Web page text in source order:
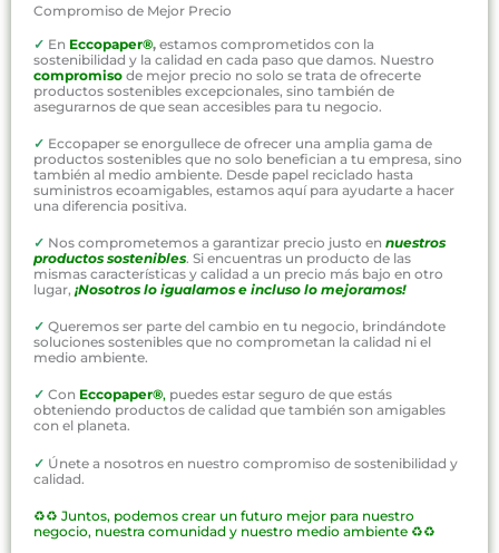
Compromiso de Mejor Precio
✓ En Eccopaper®, estamos comprometidos con la
sostenibilidad y la calidad en cada paso que damos. Nuestro
compromiso de mejor precio no solo se trata de ofrecerte
productos sostenibles excepcionales, sino también de
asegurarnos de que sean accesibles para tu negocio.
✓ Eccopaper se enorgullece de ofrecer una amplia gama de
productos sostenibles que no solo benefician a tu empresa, sino
también al medio ambiente. Desde papel reciclado hasta
suministros ecoamigables, estamos aquí para ayudarte a hacer
una diferencia positiva.
✓ Nos comprometemos a garantizar precio justo en nuestros
productos sostenibles. Si encuentras un producto de las
mismas características y calidad a un precio más bajo en otro
lugar, ¡Nosotros lo igualamos e incluso lo mejoramos!
✓ Queremos ser parte del cambio en tu negocio, brindándote
soluciones sostenibles que no comprometan la calidad ni el
medio ambiente.
✓ Con Eccopaper®, puedes estar seguro de que estás
obteniendo productos de calidad que también son amigables
con el planeta.
✓ Únete a nosotros en nuestro compromiso de sostenibilidad y
calidad.
♻️♻️ Juntos, podemos crear un futuro mejor para nuestro
negocio, nuestra comunidad y nuestro medio ambiente ♻️♻️